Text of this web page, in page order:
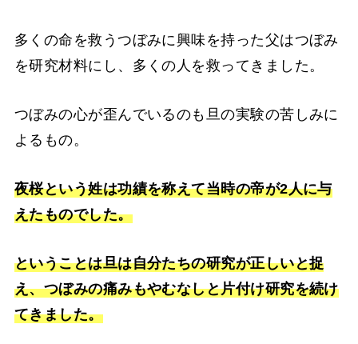
多くの命を救うつぼみに興味を持った父はつぼみ
を研究材料にし、多くの人を救ってきました。
つぼみの心が歪んでいるのも旦の実験の苦しみに
よるもの。
夜桜という姓は功績を称えて当時の帝が2人に与
えたものでした。
ということは旦は自分たちの研究が正しいと捉
え、つぼみの痛みもやむなしと片付け研究を続け
てきました。